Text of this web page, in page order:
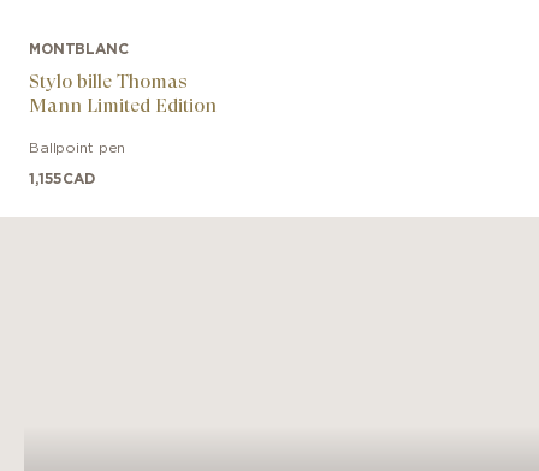
MONTBLANC
Stylo bille Thomas
Mann Limited Edition
Ballpoint pen
1,155CAD